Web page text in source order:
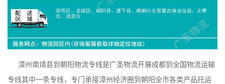
漳州南靖县到朝阳物流专线是广圣物流开展成都到全国物流运输
专线其中一条专线，专门承接漳州经济圈到朝阳全市各类产品托运